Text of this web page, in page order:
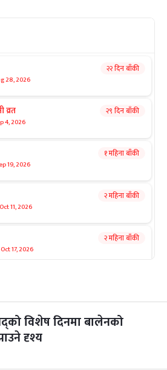
28, 2026
२२ दिन बाँकी
व्रत
4, 2026
२९ दिन बाँकी
19, 2026
१ महिना बाँकी
Oct 11, 2026
२ महिना बाँकी
Oct 17, 2026
२ महिना बाँकी
20, 2026
२ महिना बाँकी
विशेष दिनमा बालेनको
दृश्य